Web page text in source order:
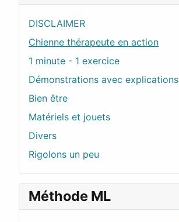
DISCLAIMER
Chienne thérapeute en action
1 minute - 1 exercice
Démonstrations avec explications
Bien être
Matériels et jouets
Divers
Rigolons un peu
Méthode ML